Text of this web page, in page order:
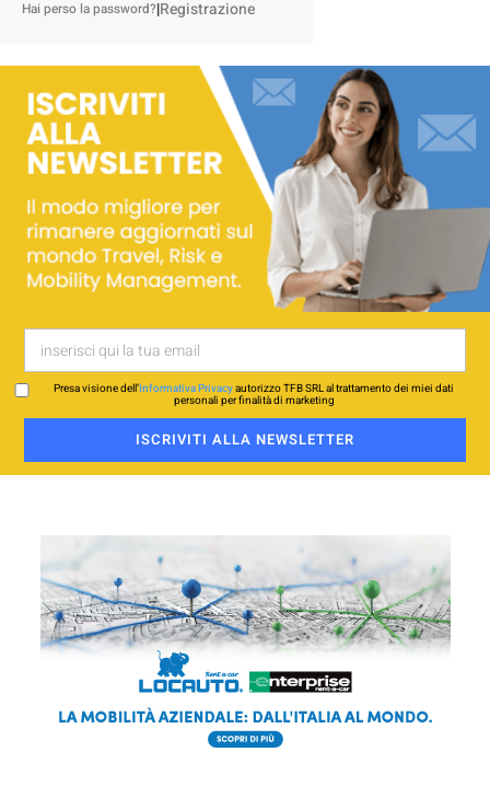
Hai perso la password?|Registrazione
Presa visione dell’Informativa Privacyautorizzo TFB SRL al trattamento dei miei dati
personali per finalità di marketing
ISCRIVITI ALLA NEWSLETTER